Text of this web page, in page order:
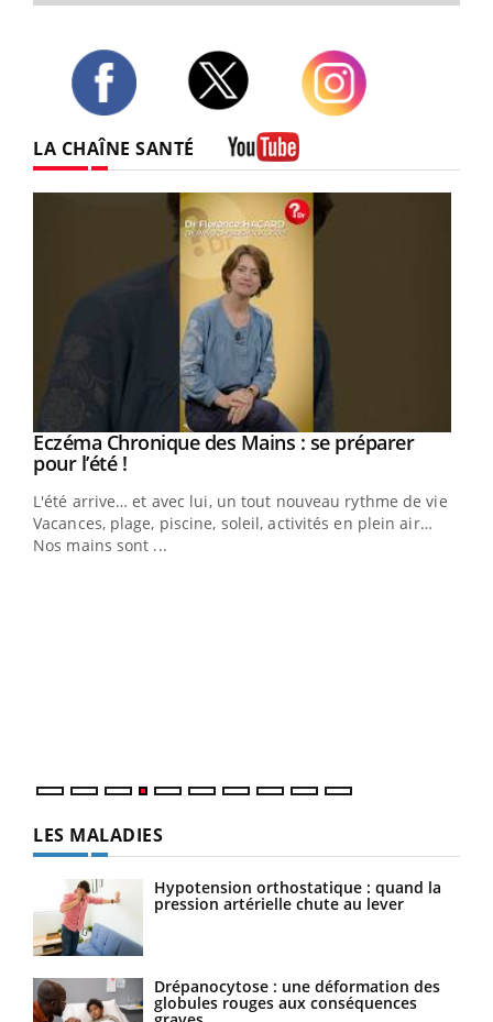
LA CHAÎNE SANTÉ
Youtube
Eczéma Chronique des Mains : se préparer
pour l’été !Youtube
L'été arrive… et avec lui, un tout nouveau rythme de vie !
Vacances, plage, piscine, soleil, activités en plein air…
Nos mains sont ...
LES MALADIES
Hypotension orthostatique : quand la
pression artérielle chute au lever
Drépanocytose : une déformation des
globules rouges aux conséquences